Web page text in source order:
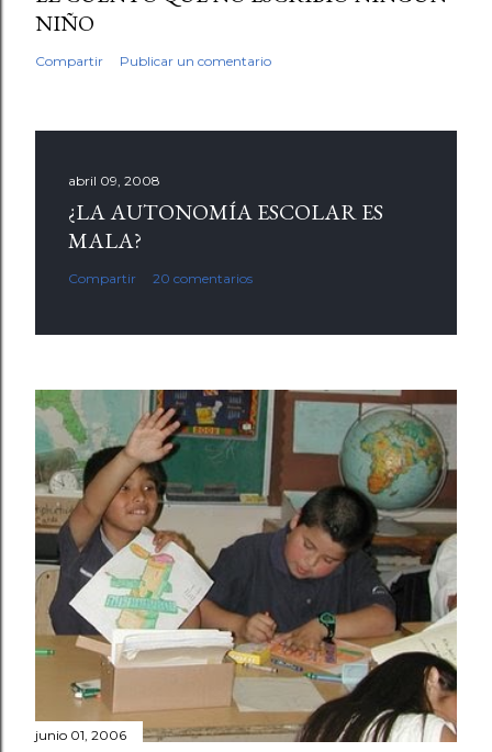
NIÑO
Compartir Publicar un comentario
abril 09, 2008
¿LA AUTONOMÍA ESCOLAR ES
MALA?
Compartir 20 comentarios
junio 01, 2006